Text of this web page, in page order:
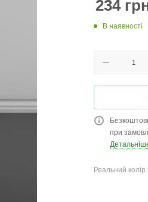
234
В наявності
при
Реальний